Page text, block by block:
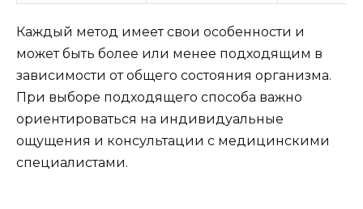
Каждый метод имеет свои особенности и
может быть более или менее подходящим в
зависимости от общего состояния организма.
При выборе подходящего способа важно
ориентироваться на индивидуальные
ощущения и консультации с медицинскими
специалистами.